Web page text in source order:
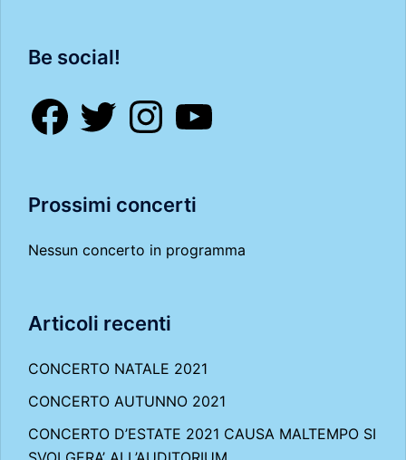
Be social!
FacebookTwitter InstagramYouTube
Prossimi concerti
Nessun concerto in programma
Articoli recenti
CONCERTO NATALE 2021
CONCERTO AUTUNNO 2021
CONCERTO D’ESTATE 2021 CAUSA MALTEMPO SI